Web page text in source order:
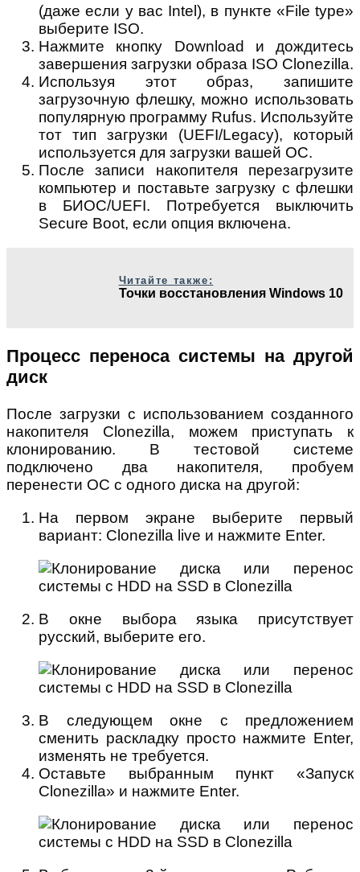
(даже если у вас Intel), в пункте «File type»
выберите ISO.
Нажмите кнопку Download и дождитесь
завершения загрузки образа ISO Clonezilla.
Используя этот образ, запишите
загрузочную флешку, можно использовать
популярную программу Rufus. Используйте
тот тип загрузки (UEFI/Legacy), который
используется для загрузки вашей ОС.
После записи накопителя перезагрузите
компьютер и поставьте загрузку с флешки
в БИОС/UEFI. Потребуется выключить
Secure Boot, если опция включена.
Читайте также:
Точки восстановления Windows 10
Процесс переноса системы на другой
диск
После загрузки с использованием созданного
накопителя Clonezilla, можем приступать к
клонированию. В тестовой системе
подключено два накопителя, пробуем
перенести ОС с одного диска на другой:
На первом экране выберите первый
вариант: Clonezilla live и нажмите Enter.
В окне выбора языка присутствует
русский, выберите его.
В следующем окне с предложением
сменить раскладку просто нажмите Enter,
изменять не требуется.
Оставьте выбранным пункт «Запуск
Clonezilla» и нажмите Enter.